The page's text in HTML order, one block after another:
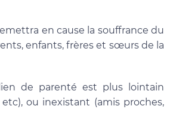
en cause la souffrance du
enfants, frères et sœurs de la
de parenté est plus lointain
etc), ou inexistant (amis proches,